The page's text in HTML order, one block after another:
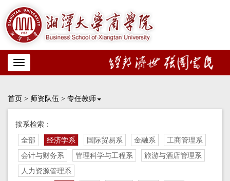
Toggle
navigation
首页 > 师资队伍 > 专任教师
按系检索：
全部 经济学系 国际贸易系 金融系
工商管理系
会计与财务系
管理科学与工程系
旅游与酒店管理系
人力资源管理系